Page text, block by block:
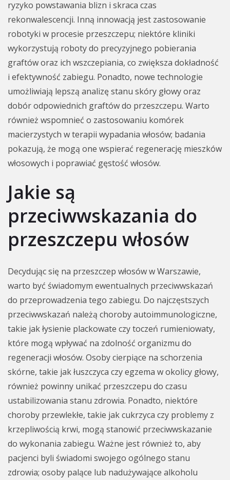
ryzyko powstawania blizn i skraca czas
rekonwalescencji. Inną innowacją jest zastosowanie
robotyki w procesie przeszczepu; niektóre kliniki
wykorzystują roboty do precyzyjnego pobierania
graftów oraz ich wszczepiania, co zwiększa dokładność
i efektywność zabiegu. Ponadto, nowe technologie
umożliwiają lepszą analizę stanu skóry głowy oraz
dobór odpowiednich graftów do przeszczepu. Warto
również wspomnieć o zastosowaniu komórek
macierzystych w terapii wypadania włosów; badania
pokazują, że mogą one wspierać regenerację mieszków
włosowych i poprawiać gęstość włosów.
Jakie są
przeciwwskazania do
przeszczepu włosów
Decydując się na przeszczep włosów w Warszawie,
warto być świadomym ewentualnych przeciwwskazań
do przeprowadzenia tego zabiegu. Do najczęstszych
przeciwwskazań należą choroby autoimmunologiczne,
takie jak łysienie plackowate czy toczeń rumieniowaty,
które mogą wpływać na zdolność organizmu do
regeneracji włosów. Osoby cierpiące na schorzenia
skórne, takie jak łuszczyca czy egzema w okolicy głowy,
również powinny unikać przeszczepu do czasu
ustabilizowania stanu zdrowia. Ponadto, niektóre
choroby przewlekłe, takie jak cukrzyca czy problemy z
krzepliwością krwi, mogą stanowić przeciwwskazanie
do wykonania zabiegu. Ważne jest również to, aby
pacjenci byli świadomi swojego ogólnego stanu
zdrowia; osoby palące lub nadużywające alkoholu